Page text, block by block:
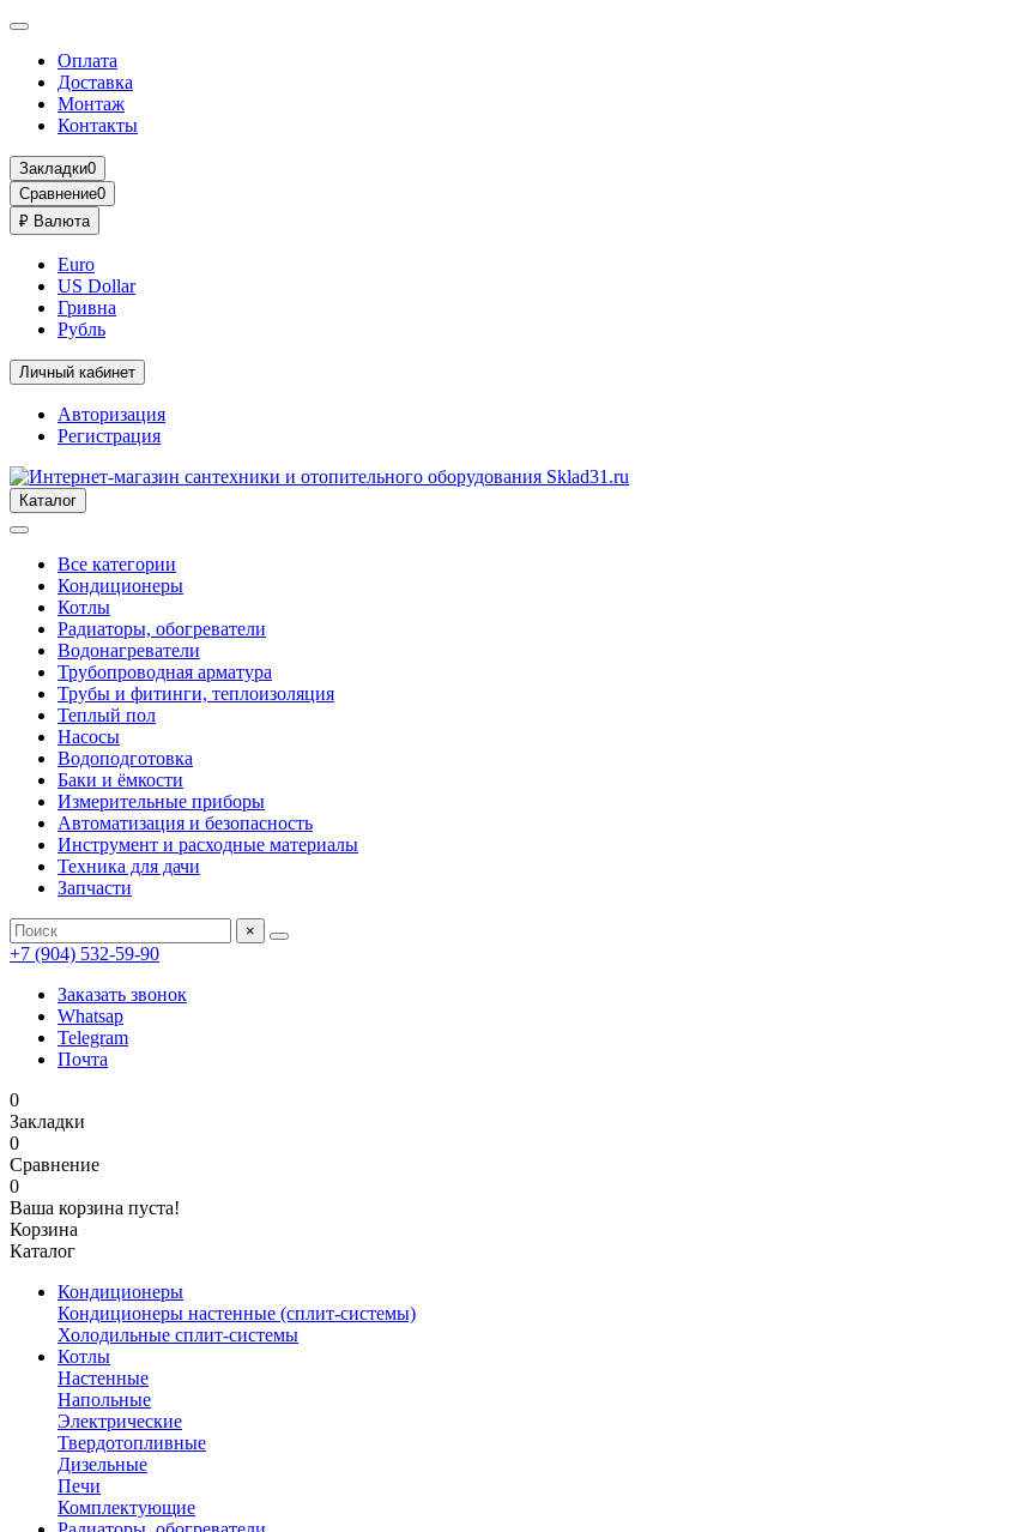
Оплата
Доставка
Монтаж
Контакты
Закладки0
Сравнение0
₽ Валюта
Euro
US Dollar
Гривна
Рубль
Личный кабинет
Авторизация
Регистрация
Каталог
Все категории
Кондиционеры
Котлы
Радиаторы, обогреватели
Водонагреватели
Трубопроводная арматура
Трубы и фитинги, теплоизоляция
Теплый пол
Насосы
Водоподготовка
Баки и ёмкости
Измерительные приборы
Автоматизация и безопасность
Инструмент и расходные материалы
Техника для дачи
Запчасти
×
+7 (904) 532-59-90
Заказать звонок
Whatsap
Telegram
Почта
0
Закладки
0
Сравнение
0
Ваша корзина пуста!
Корзина
Каталог
Кондиционеры
Кондиционеры настенные (сплит-системы)
Холодильные сплит-системы
Котлы
Настенные
Напольные
Электрические
Твердотопливные
Дизельные
Печи
Комплектующие